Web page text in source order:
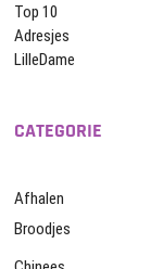
Top 10
Adresjes
LilleDame
CATEGORIE
Afhalen
Broodjes